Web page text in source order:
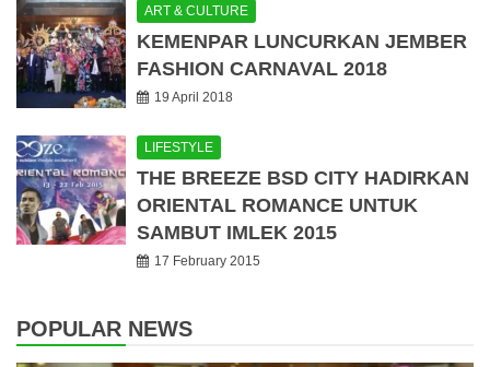
ART & CULTURE
KEMENPAR LUNCURKAN JEMBER
FASHION CARNAVAL 2018
19 April 2018
LIFESTYLE
THE BREEZE BSD CITY HADIRKAN
ORIENTAL ROMANCE UNTUK
SAMBUT IMLEK 2015
17 February 2015
POPULAR NEWS